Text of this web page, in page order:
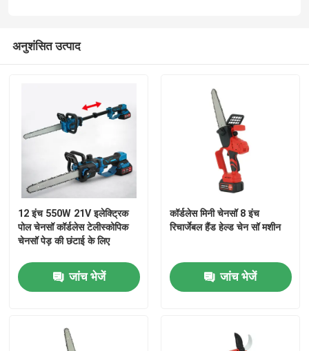
अनुशंसित उत्पाद
12 इंच 550W 21V इलेक्ट्रिक
पोल चेनसॉ कॉर्डलेस टेलीस्कोपिक
चेनसॉ पेड़ की छंटाई के लिए
जांच भेजें
कॉर्डलेस मिनी चेनसॉ 8 इंच
रिचार्जेबल हैंड हेल्ड चेन सॉ मशीन
जांच भेजें